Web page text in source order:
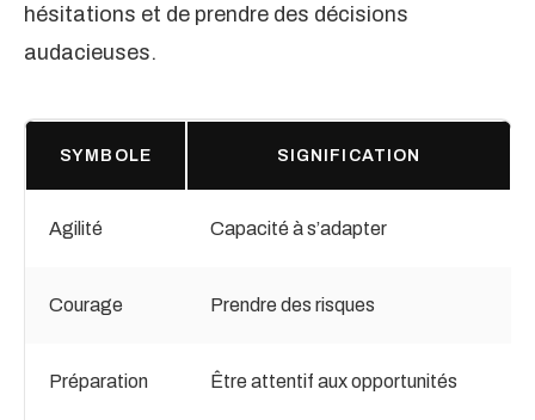
hésitations et de prendre des décisions
audacieuses.
SYMBOLE SIGNIFICATION
Agilité Capacité à s’adapter
Courage Prendre des risques
Préparation Être attentif aux opportunités